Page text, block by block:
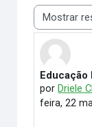
Modo de
Educação
por Driele
feira, 22
Número de